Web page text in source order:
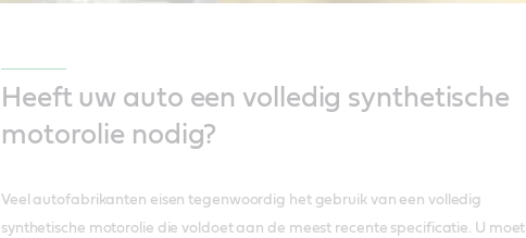
Heeft uw auto een volledig synthetische
motorolie nodig?
Veel autofabrikanten eisen tegenwoordig het gebruik van een volledig
synthetische motorolie die voldoet aan de meest recente specificatie. U moet